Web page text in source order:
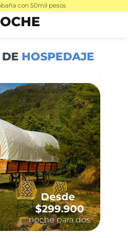
con 50mil pesos
HOSPEDAJE
Desde
$299.900
noche para dos